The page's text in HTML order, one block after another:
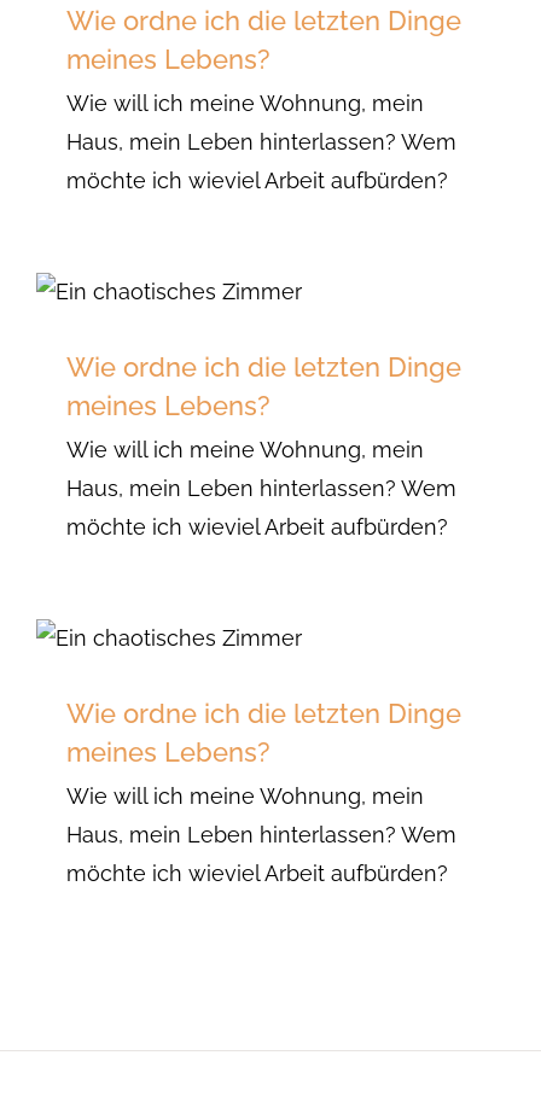
Wie ordne ich die letzten Dinge
meines Lebens?
Wie will ich meine Wohnung, mein
Haus, mein Leben hinterlassen? Wem
möchte ich wieviel Arbeit aufbürden?
Wie ordne ich die letzten Dinge
meines Lebens?
Wie will ich meine Wohnung, mein
Haus, mein Leben hinterlassen? Wem
möchte ich wieviel Arbeit aufbürden?
Wie ordne ich die letzten Dinge
meines Lebens?
Wie will ich meine Wohnung, mein
Haus, mein Leben hinterlassen? Wem
möchte ich wieviel Arbeit aufbürden?